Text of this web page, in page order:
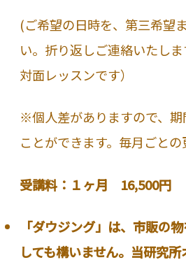
(ご希望の日時を、第三希望
い。折り返しご連絡いたし
対面レッスンです）
※個人差がありますので、
ことができます。毎月ごとの
受講料：１ヶ月 16,500円
「ダウジング」は、市販の
しても構いません。当研究